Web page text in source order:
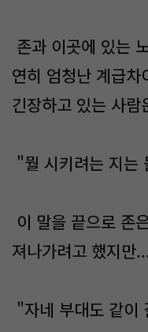
존과 이곳에 있는
연히 엄청난 계급
긴장하고 있는 사
"뭘 시키려는 지는
이 말을 끝으로 존
져나가려고 했지만
"자네 부대도 같이